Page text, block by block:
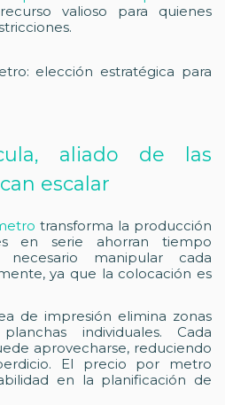
valioso para quienes
elección estratégica para
aliado de las
escalar
transforma la producción
en serie ahorran tiempo
manipular cada
ya que la colocación es
de impresión elimina zonas
individuales. Cada
aprovecharse, reduciendo
El precio por metro
en la planificación de